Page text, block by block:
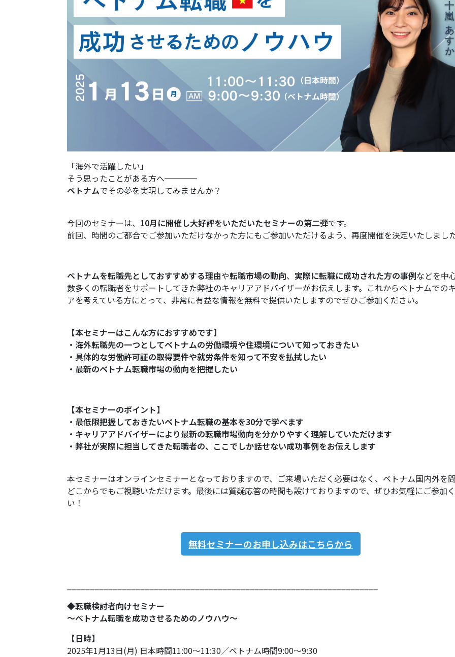
「海外で活躍したい」
そう思ったことがある方へ────
ベトナムでその夢を実現してみませんか？
今回のセミナーは、 10月に開催し大好評をいただいたセミナーの第二弾です。
前回、時間のご都合でご参加いただけなかった方にもご参加いただけるよう、再度開催を決定いたしまし
ベトナムを転職先としておすすめする理由や転職市場の動向、 実際に転職に成功された方の事例などを中
数多くの転職者をサポートしてきた弊社のキャリアアドバイザーがお伝えします。これからベトナムでの
アを考えている方にとって、非常に有益な情報を無料で提供いたしますのでぜひご参加ください。
【本セミナーはこんな方におすすめです】
・海外転職先の一つとしてベトナムの労働環境や住環境について知っておきたい
・具体的な労働許可証の取得要件や就労条件を知って不安を払拭したい
・最新のベトナム転職市場の動向を把握したい
【本セミナーのポイント】
・最低限把握しておきたいベトナム転職の基本を30分で学べます
・キャリアアドバイザーにより最新の転職市場動向を分かりやすく理解していただけます
・弊社が実際に担当してきた転職者の、ここでしか話せない成功事例をお伝えします
本セミナーはオンラインセミナーとなっておりますので、ご来場いただく必要はなく、ベトナム国内外を
どこからでもご視聴いただけます。最後には質疑応答の時間も設けておりますので、ぜひお気軽にご参加
い！
無料セミナーのお申し込みはこちらから
◆転職検討者向けセミナー
〜ベトナム転職を成功させるためのノウハウ〜
【日時】
2025年1月13日(月) 日本時間11:00～11:30／ベトナム時間9:00〜9:30